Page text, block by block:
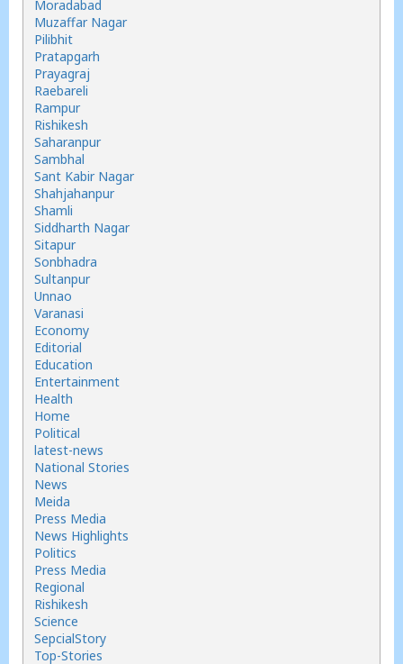
Moradabad
Muzaffar Nagar
Pilibhit
Pratapgarh
Prayagraj
Raebareli
Rampur
Rishikesh
Saharanpur
Sambhal
Sant Kabir Nagar
Shahjahanpur
Shamli
Siddharth Nagar
Sitapur
Sonbhadra
Sultanpur
Unnao
Varanasi
Economy
Editorial
Education
Entertainment
Health
Home
Political
latest-news
National Stories
News
Meida
Press Media
News Highlights
Politics
Press Media
Regional
Rishikesh
Science
SepcialStory
Top-Stories